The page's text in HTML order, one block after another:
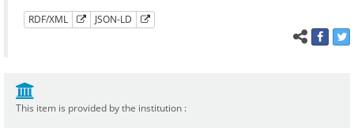
RDF/XML JSON-LD
This item is provided by the institution :